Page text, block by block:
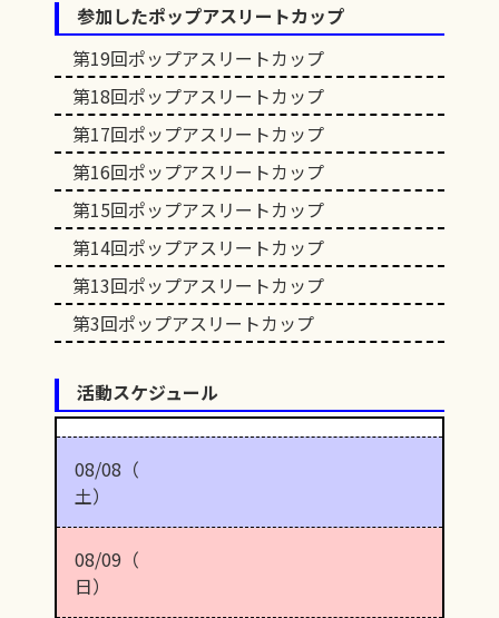
参加したポップアスリートカップ
第19回ポップアスリートカップ
第18回ポップアスリートカップ
第17回ポップアスリートカップ
第16回ポップアスリートカップ
第15回ポップアスリートカップ
第14回ポップアスリートカップ
第13回ポップアスリートカップ
第3回ポップアスリートカップ
活動スケジュール
08/08（
土）
08/09（
日）